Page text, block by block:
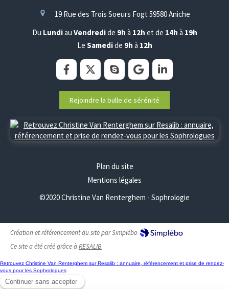
19 Rue des Trois Soeurs Fogt 59580Aniche
Du Lundiau Vendredide 9h à 12h et de 14h à 19h
Le Samedide 9h à 12h
Rejoindre la bulle de sérénité
Plan du site
Mentions légales
©2020 Christine Van Renterghem - Sophrologie
Création et référencement du site par Simplébo
Ce site a été créé grâce àRESALIB
Retrouvez Christine Van Renterghem sur Resalib : annuaire, référencement et prise de rendez-
vous pour les Sophrologues